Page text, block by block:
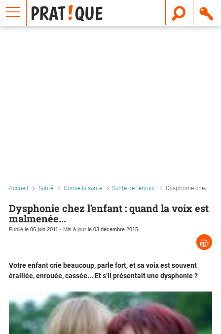
Accueil Santé Conseils santé Santé de l'enfant Dysphonie chez l'enfant : quand la voix est malmenée...
Dysphonie chez l'enfant : quand la voix est
malmenée...
Publié le 06 juin 2011 - Mis à jour le 03 décembre 2015
Votre enfant crie beaucoup, parle fort, et sa voix est souvent
éraillée, enrouée, cassée... Et s’il présentait une dysphonie ?
E
m
a